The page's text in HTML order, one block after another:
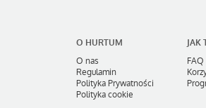
O HURTUM
O nas
Regulamin
Polityka Prywatności
Polityka cookie
JAK
FAQ